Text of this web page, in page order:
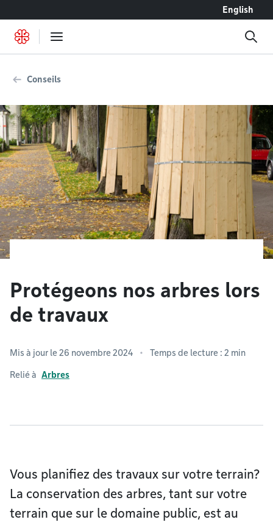
English
Conseils
Protégeons nos arbres lors
de travaux
Mis à jour le 26 novembre 2024 Temps de lecture : 2 min
Relié à Arbres
Vous planifiez des travaux sur votre terrain?
La conservation des arbres, tant sur votre
terrain que sur le domaine public, est au